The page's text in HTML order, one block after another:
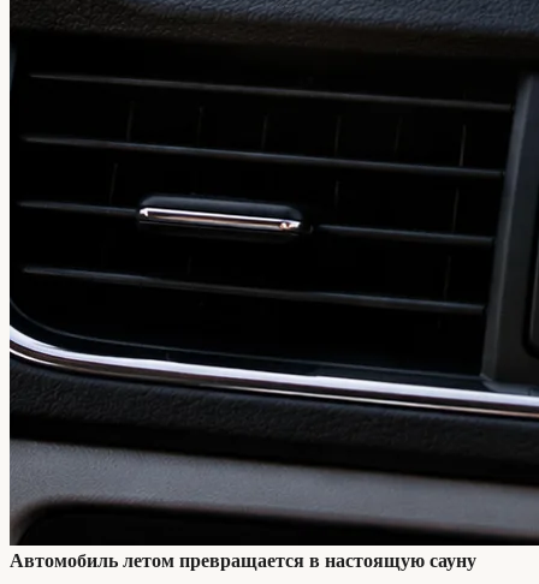
Автомобиль летом превращается в настоящую сауну